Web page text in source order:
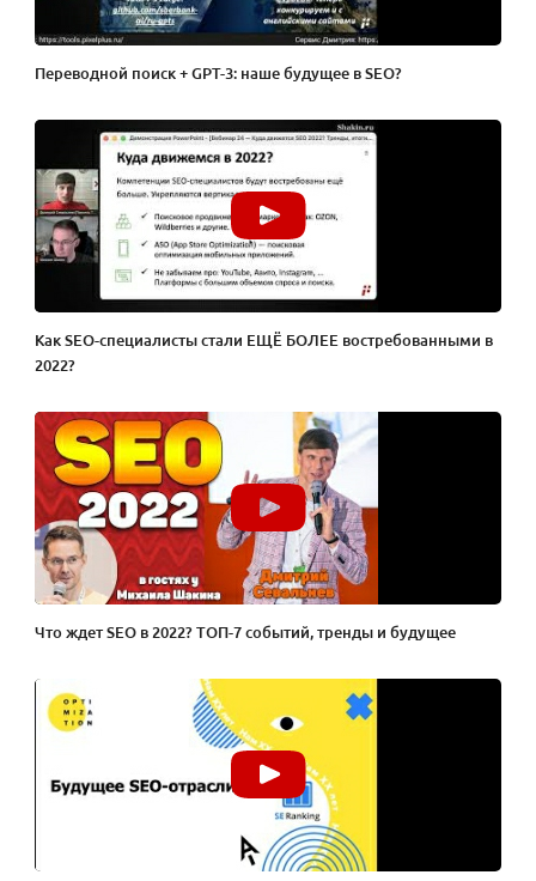
Переводной поиск + GPT-3: наше будущее в SEO?
Как SEO-специалисты стали ЕЩЁ БОЛЕЕ востребованными в
2022?
Что ждет SEO в 2022? ТОП-7 событий, тренды и будущее